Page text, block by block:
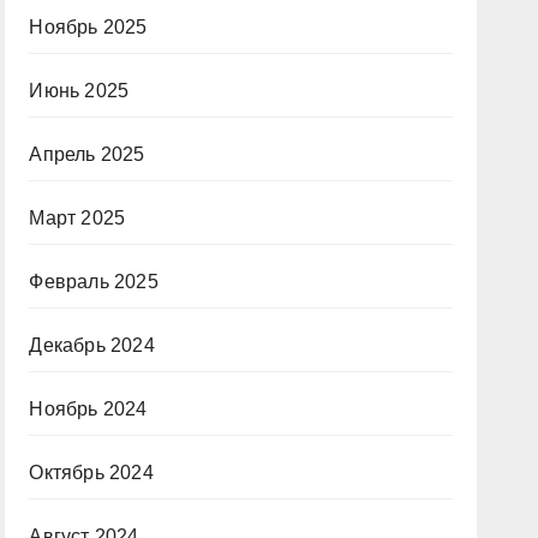
Ноябрь 2025
Июнь 2025
Апрель 2025
Март 2025
Февраль 2025
Декабрь 2024
Ноябрь 2024
Октябрь 2024